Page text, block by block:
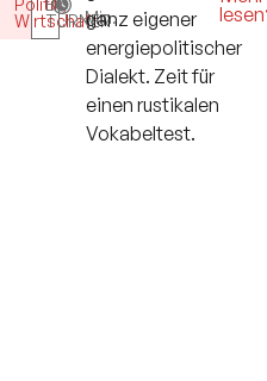
Wirtschaft
TURNER
Min.
ganz eigener
energiepolitischer
Dialekt. Zeit für
einen rustikalen
Vokabeltest.
lesen